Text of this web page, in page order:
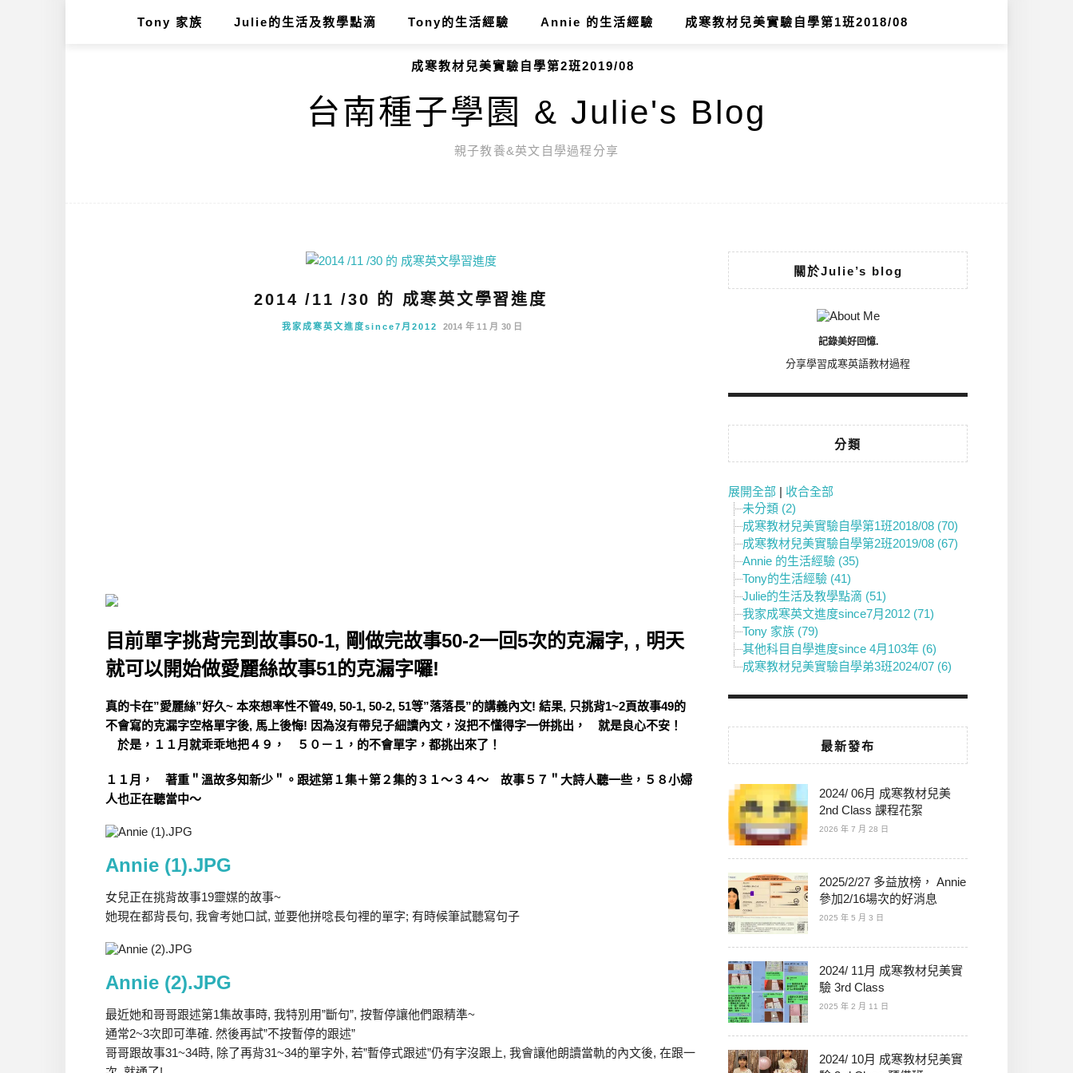
Tony 家族 Julie的生活及教學點滴 Tony的生活經驗 Annie 的生活經驗 成寒教材兒美實驗自學第1班2018/08
成寒教材兒美實驗自學第2班2019/08
台南種子學園 & Julie's Blog
親子教養&英文自學過程分享
2014 /11 /30 的 成寒英文學習進度
我家成寒英文進度since7月2012 2014 年 11 月 30 日
目前單字挑背完到故事50-1, 剛做完故事50-2一回5次的克漏字, , 明天
就可以開始做愛麗絲故事51的克漏字囉!
真的卡在”愛麗絲”好久~ 本來想率性不管49, 50-1, 50-2, 51等”落落長”的講義內文! 結果, 只挑背1~2頁故事49的
不會寫的克漏字空格單字後, 馬上後悔! 因為沒有帶兒子細讀內文，沒把不懂得字一併挑出， 就是良心不安！
於是，１１月就乖乖地把４９， ５０－１，的不會單字，都挑出來了！
１１月， 著重＂溫故多知新少＂。跟述第１集＋第２集的３１～３４～ 故事５７＂大詩人聽一些，５８小婦
人也正在聽當中～
Annie (1).JPG
女兒正在挑背故事19靈媒的故事~
她現在都背長句, 我會考她口試, 並要他拼唸長句裡的單字; 有時候筆試聽寫句子
Annie (2).JPG
最近她和哥哥跟述第1集故事時, 我特別用”斷句”, 按暫停讓他們跟精準~
通常2~3次即可準確. 然後再試”不按暫停的跟述”
哥哥跟故事31~34時, 除了再背31~34的單字外, 若”暫停式跟述”仍有字沒跟上, 我會讓他朗讀當軌的內文後, 在跟一
關於Julie’s blog
記錄美好回憶.
分享學習成寒英語教材過程
分類
展開全部 | 收合全部
未分類 (2)
成寒教材兒美實驗自學第1班2018/08 (70)
成寒教材兒美實驗自學第2班2019/08 (67)
Annie 的生活經驗 (35)
Tony的生活經驗 (41)
Julie的生活及教學點滴 (51)
我家成寒英文進度since7月2012 (71)
Tony 家族 (79)
其他科目自學進度since 4月103年 (6)
成寒教材兒美實驗自學弟3班2024/07 (6)
最新發布
2024/ 06月 成寒教材兒美
2nd Class 課程花絮
2026 年 7 月 28 日
2025/2/27 多益放榜， Annie
參加2/16場次的好消息
2025 年 5 月 3 日
2024/ 11月 成寒教材兒美實
驗 3rd Class
2025 年 2 月 11 日
2024/ 10月 成寒教材兒美實